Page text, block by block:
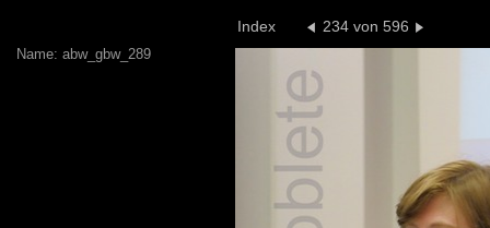
Index 234 von 596
Name: abw_gbw_289